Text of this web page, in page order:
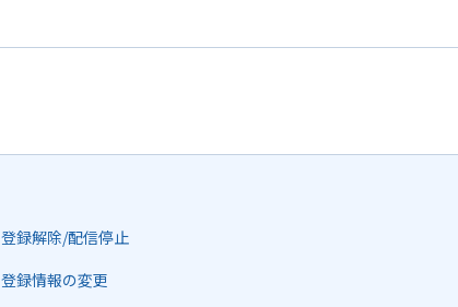
登録解除/配信停止
登録情報の変更